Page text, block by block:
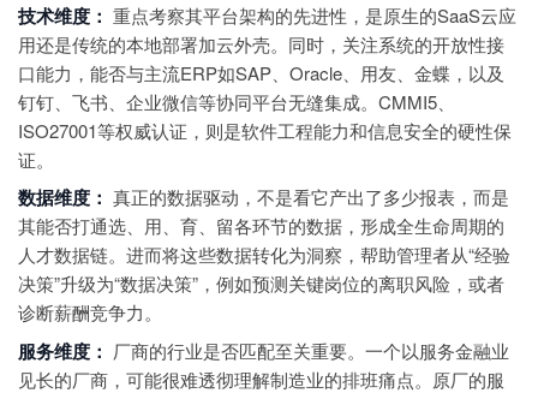
技术维度： 重点考察其平台架构的先进性，是原生的SaaS云应
用还是传统的本地部署加云外壳。同时，关注系统的开放性接
口能力，能否与主流ERP如SAP、Oracle、用友、金蝶，以及
钉钉、飞书、企业微信等协同平台无缝集成。CMMI5、
ISO27001等权威认证，则是软件工程能力和信息安全的硬性保
证。
数据维度： 真正的数据驱动，不是看它产出了多少报表，而是
其能否打通选、用、育、留各环节的数据，形成全生命周期的
人才数据链。进而将这些数据转化为洞察，帮助管理者从“经验
决策”升级为“数据决策”，例如预测关键岗位的离职风险，或者
诊断薪酬竞争力。
服务维度： 厂商的行业是否匹配至关重要。一个以服务金融业
见长的厂商，可能很难透彻理解制造业的排班痛点。原厂的服